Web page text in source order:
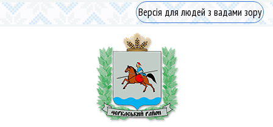
Версія для людей з вадами зору